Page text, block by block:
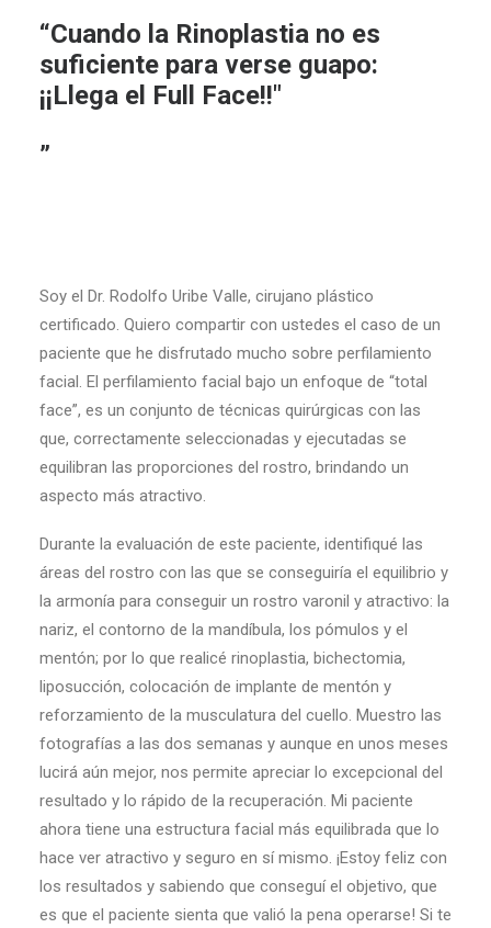
“Cuando la Rinoplastia no es
suficiente para verse guapo:
¡¡Llega el Full Face!!"
”
Soy el Dr. Rodolfo Uribe Valle, cirujano plástico
certificado. Quiero compartir con ustedes el caso de un
paciente que he disfrutado mucho sobre perfilamiento
facial. El perfilamiento facial bajo un enfoque de “total
face”, es un conjunto de técnicas quirúrgicas con las
que, correctamente seleccionadas y ejecutadas se
equilibran las proporciones del rostro, brindando un
aspecto más atractivo.
Durante la evaluación de este paciente, identifiqué las
áreas del rostro con las que se conseguiría el equilibrio y
la armonía para conseguir un rostro varonil y atractivo: la
nariz, el contorno de la mandíbula, los pómulos y el
mentón; por lo que realicé rinoplastia, bichectomia,
liposucción, colocación de implante de mentón y
reforzamiento de la musculatura del cuello. Muestro las
fotografías a las dos semanas y aunque en unos meses
lucirá aún mejor, nos permite apreciar lo excepcional del
resultado y lo rápido de la recuperación. Mi paciente
ahora tiene una estructura facial más equilibrada que lo
hace ver atractivo y seguro en sí mismo. ¡Estoy feliz con
los resultados y sabiendo que conseguí el objetivo, que
es que el paciente sienta que valió la pena operarse! Si te